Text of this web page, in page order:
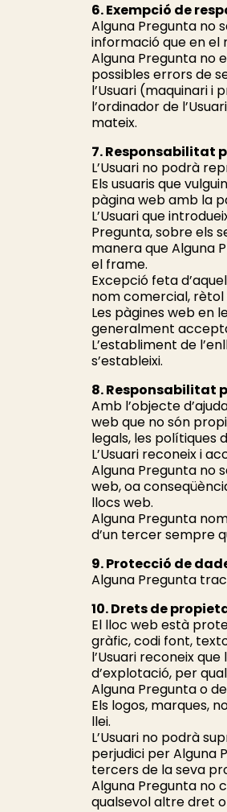
6. Exempció de
Alguna Pregunta no
informació que en el
Alguna Pregunta no
possibles errors de
l’Usuari (maquinari
l’ordinador de
mateix.
7. Responsabilitat
L’Usuari no podrà
Els usuaris que
pàgina web amb la
L’Usuari que
Pregunta, sobre els
manera que Alguna
el frame.
Excepció feta
nom comercial, rètol
Les pàgines web en
generalment
L’establiment de
s’estableixi.
8. Responsabilitat
Amb l’objecte
web que no són
legals, les polítiques
L’Usuari reconeix i
Alguna Pregunta no
web, oa
llocs web.
Alguna Pregunta
d’un tercer sempre
9. Protecció de
Alguna Pregunta
10. Drets de
El lloc web està
gràfic, codi font,
l’Usuari reconeix
d’explotació, per
Alguna Pregunta o
Els logos, marques,
llei.
L’Usuari no podrà
perjudici per Alguna
tercers de la seva
Alguna Pregunta no
qualsevol altre dret